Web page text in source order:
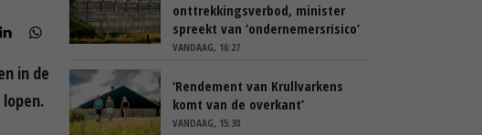
in de
onttrekkingsverbod, minister
spreekt van ‘ondernemersrisico’
VANDAAG, 16:27
‘Rendement van Krullvarkens
komt van de overkant’
VANDAAG, 15:30